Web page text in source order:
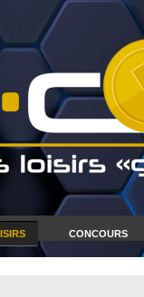
CONCOURS